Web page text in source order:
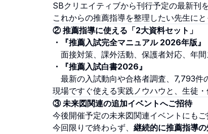
SBクリエイティブから刊行予定の最新刊
これからの推薦指導を整理したい先生に
② 推薦指導に使える「2大資料セット」
・『推薦入試完全マニュアル 2026年版』
面接対策、課外活動、保護者対応、年
・『推薦入試白書2026』
最新の入試動向や合格者調査、7,793件
現場ですぐ使える実践ノウハウと、生徒
③ 未来図関連の追加イベントへご招待
今後開催予定の未来図関連イベントにもご
今回限りで終わらず、 継続的に推薦指導